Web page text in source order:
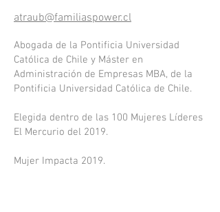
atraub@familiaspower.cl
Abogada de la Pontificia Universidad
Católica de Chile y Máster en
Administración de Empresas MBA, de la
Pontificia Universidad Católica de Chile.
Elegida dentro de las 100 Mujeres Líderes
El Mercurio del 2019.
Mujer Impacta 2019.